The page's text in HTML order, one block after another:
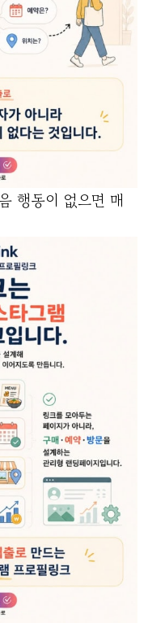
행동이 없으면 매